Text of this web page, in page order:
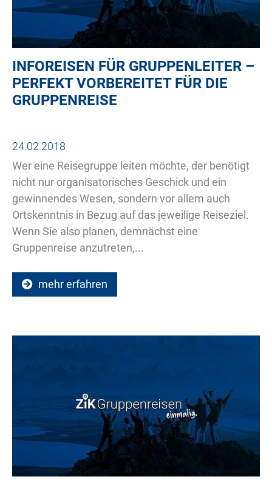
INFOREISEN FÜR GRUPPENLEITER –
PERFEKT VORBEREITET FÜR DIE
GRUPPENREISE
24.02.2018
Wer eine Reisegruppe leiten möchte, der benötigt
nicht nur organisatorisches Geschick und ein
gewinnendes Wesen, sondern vor allem auch
Ortskenntnis in Bezug auf das jeweilige Reiseziel.
Wenn Sie also planen, demnächst eine
Gruppenreise anzutreten,...
mehr erfahren